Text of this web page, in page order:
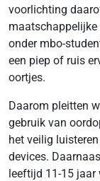
voorlichting
maatschappelijke
onder mbo-
een piep of ruis
oortjes.
Daarom pleitten
gebruik van
het veilig
devices.
leeftijd 11-15 jaar